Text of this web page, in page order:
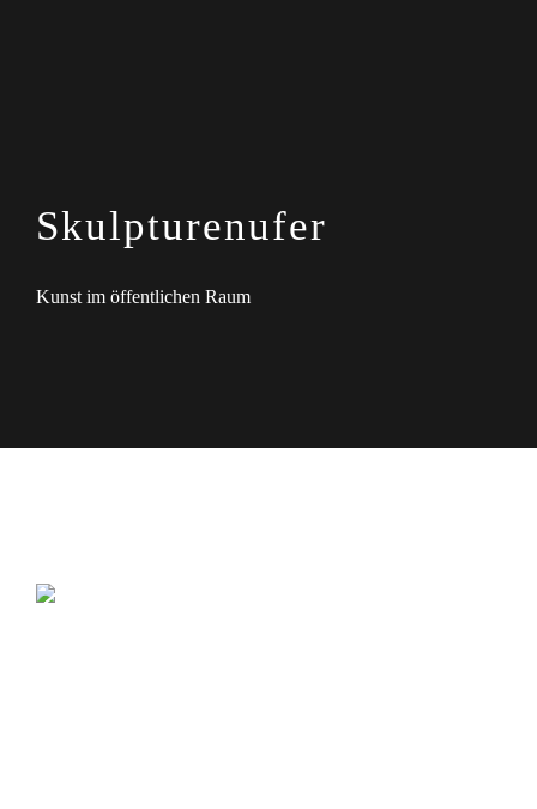
Skulpturenufer
Kunst im öffentlichen Raum